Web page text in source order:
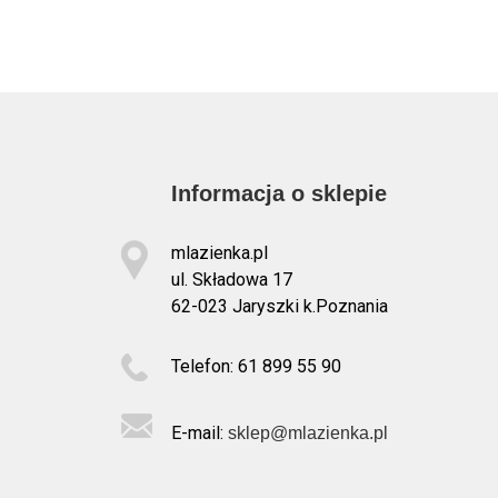
Informacja o sklepie
mlazienka.pl
ul. Składowa 17
62-023 Jaryszki k.Poznania
Telefon: 61 899 55 90
E-mail: sklep@mlazienka.pl